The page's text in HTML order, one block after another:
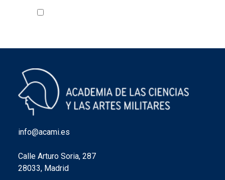
info@acami.es
Calle Arturo Soria, 287
28033, Madrid